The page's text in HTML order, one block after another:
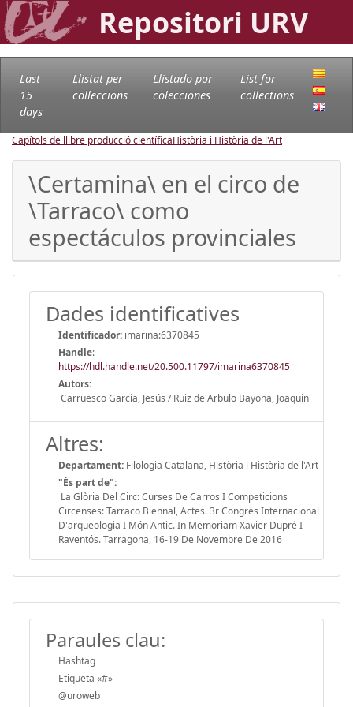
Repositori URV
Last
15
days
Llistat per
col·leccions
Llistado por
colecciones
List for
collections
Capítols de llibre producció científicaHistòria i Història de l'Art
\Certamina\ en el circo de
\Tarraco\ como
espectáculos provinciales
Dades identificatives
Identificador: imarina:6370845
Handle:
https://hdl.handle.net/20.500.11797/imarina6370845
Autors:
Carruesco Garcia, Jesús / Ruiz de Arbulo Bayona, Joaquin
Altres:
Departament: Filologia Catalana, Història i Història de l'Art
"És part de":
La Glòria Del Circ: Curses De Carros I Competicions
Circenses: Tarraco Biennal, Actes. 3r Congrés Internacional
D'arqueologia I Món Antic. In Memoriam Xavier Dupré I
Raventós. Tarragona, 16-19 De Novembre De 2016
Paraules clau:
Hashtag
Etiqueta «#»
@uroweb